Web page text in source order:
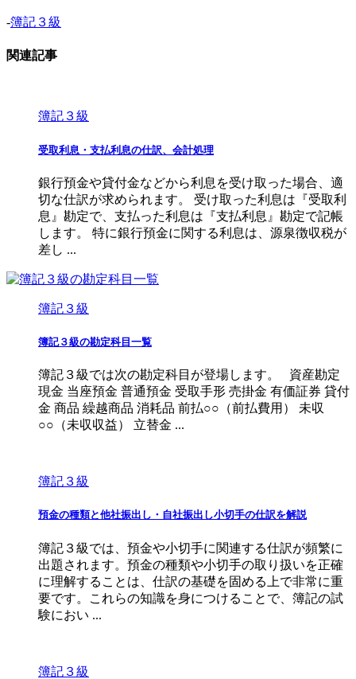
-簿記３級
関連記事
簿記３級
受取利息・支払利息の仕訳、会計処理
銀行預金や貸付金などから利息を受け取った場合、適
切な仕訳が求められます。 受け取った利息は『受取利
息』勘定で、支払った利息は『支払利息』勘定で記帳
します。 特に銀行預金に関する利息は、源泉徴収税が
差し ...
簿記３級
簿記３級の勘定科目一覧
簿記３級では次の勘定科目が登場します。 資産勘定
現金 当座預金 普通預金 受取手形 売掛金 有価証券 貸付
金 商品 繰越商品 消耗品 前払○○（前払費用） 未収
○○（未収収益） 立替金 ...
簿記３級
預金の種類と他社振出し・自社振出し小切手の仕訳を解説
簿記３級では、預金や小切手に関連する仕訳が頻繁に
出題されます。預金の種類や小切手の取り扱いを正確
に理解することは、仕訳の基礎を固める上で非常に重
要です。これらの知識を身につけることで、簿記の試
験におい ...
簿記３級